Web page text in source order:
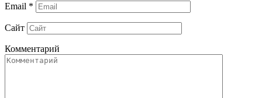
Email *
Сайт
Комментарий